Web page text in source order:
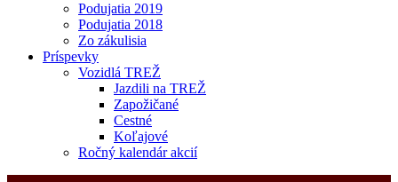
Podujatia 2019
Podujatia 2018
Zo zákulisia
Príspevky
Vozidlá TREŽ
Jazdili na TREŽ
Zapožičané
Cestné
Koľajové
Ročný kalendár akcií